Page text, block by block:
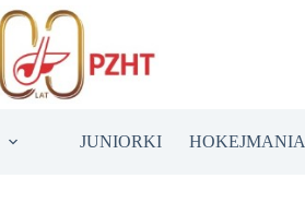
JUNIORKI HOKEJMANIA